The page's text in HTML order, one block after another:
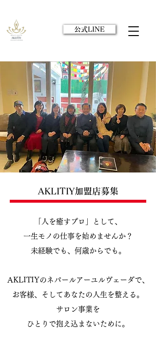
公式LINE
AKLITIY加盟店募集
「人を癒すプロ」として、
一生モノの仕事を始めませんか？
未経験でも、何歳からでも。
AKLITIYのネパールアーユルヴェーダで、
お客様、そしてあなたの人生を整える。
サロン事業を
ひとりで抱え込まないために。